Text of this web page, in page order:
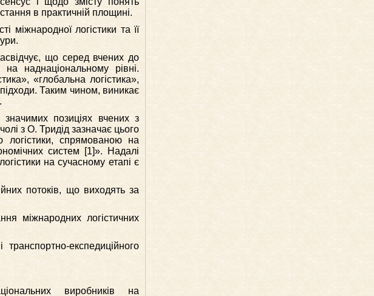
в практичній площині.
міжнародної логістики та її
що серед вчених до
на наднаціональному рівні.
«глобальна логістика»,
підходи. Таким чином, виникає
позиціях вчених з
з О. Тридід зазначає цього
спрямованою на
систем [1]». Надалі
на сучасному етапі є
потоків, що виходять за
міжнародних логістичних
експедиційного
виробників на